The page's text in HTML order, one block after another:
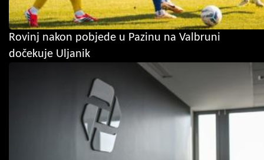
Rovinj nakon pobjede u Pazinu na Valbruni
dočekuje Uljanik